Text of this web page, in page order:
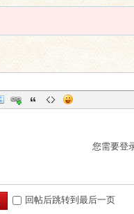
您需要登
回帖后跳转到最后一页